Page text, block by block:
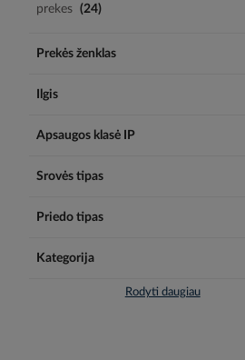
prekes
24
Prekės ženklas
Ilgis
Apsaugos klasė IP
Srovės tipas
Priedo tipas
Kategorija
Rodyti daugiau